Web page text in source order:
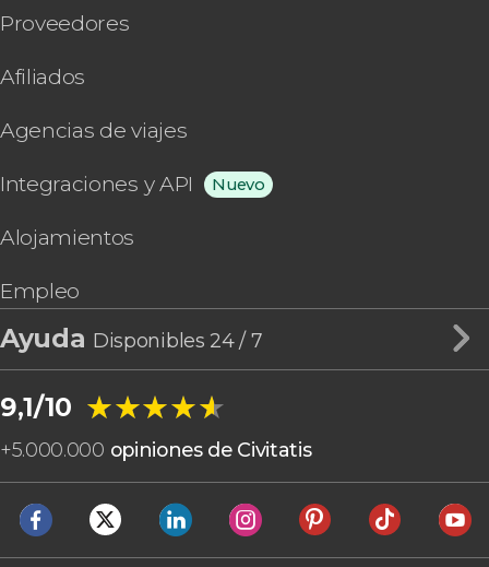
Proveedores
Afiliados
Agencias de viajes
Integraciones y API Nuevo
Alojamientos
Empleo
Ayuda Disponibles 24 / 7
9,1/10 ★★★★★
★★★★★
+5.000.000 opiniones de Civitatis